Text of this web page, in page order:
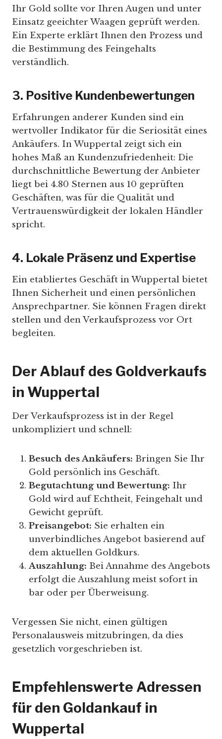
Ihr Gold sollte vor Ihren Augen und unter
Einsatz geeichter Waagen geprüft werden.
Ein Experte erklärt Ihnen den Prozess und
die Bestimmung des Feingehalts
verständlich.
3. Positive Kundenbewertungen
Erfahrungen anderer Kunden sind ein
wertvoller Indikator für die Seriosität eines
Ankäufers. In Wuppertal zeigt sich ein
hohes Maß an Kundenzufriedenheit: Die
durchschnittliche Bewertung der Anbieter
liegt bei 4.80 Sternen aus 10 geprüften
Geschäften, was für die Qualität und
Vertrauenswürdigkeit der lokalen Händler
spricht.
4. Lokale Präsenz und Expertise
Ein etabliertes Geschäft in Wuppertal bietet
Ihnen Sicherheit und einen persönlichen
Ansprechpartner. Sie können Fragen direkt
stellen und den Verkaufsprozess vor Ort
begleiten.
Der Ablauf des Goldverkaufs
in Wuppertal
Der Verkaufsprozess ist in der Regel
unkompliziert und schnell:
Besuch des Ankäufers: Bringen Sie Ihr
Gold persönlich ins Geschäft.
Begutachtung und Bewertung: Ihr
Gold wird auf Echtheit, Feingehalt und
Gewicht geprüft.
Preisangebot: Sie erhalten ein
unverbindliches Angebot basierend auf
dem aktuellen Goldkurs.
Auszahlung: Bei Annahme des Angebots
erfolgt die Auszahlung meist sofort in
bar oder per Überweisung.
Vergessen Sie nicht, einen gültigen
Personalausweis mitzubringen, da dies
gesetzlich vorgeschrieben ist.
Empfehlenswerte Adressen
für den Goldankauf in
Wuppertal